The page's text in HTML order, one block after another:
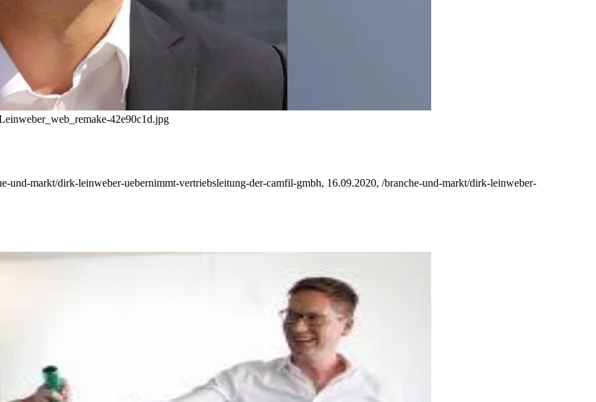
42e90c1d.jpg
markt/dirk-leinweber-uebernimmt-vertriebsleitung-der-camfil-gmbh, 16.09.2020, /branche-und-markt/dirk-leinweber-